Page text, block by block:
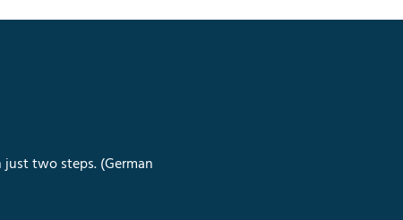
two steps. (German